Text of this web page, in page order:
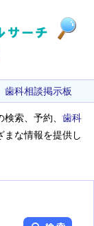
歯科相談掲示板
索、予約、 歯科
まな情報を提供し